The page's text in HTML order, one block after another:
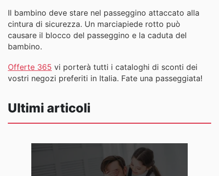
Il bambino deve stare nel passeggino attaccato alla
cintura di sicurezza. Un marciapiede rotto può
causare il blocco del passeggino e la caduta del
bambino.
Offerte 365 vi porterà tutti i cataloghi di sconti dei
vostri negozi preferiti in Italia. Fate una passeggiata!
Ultimi articoli